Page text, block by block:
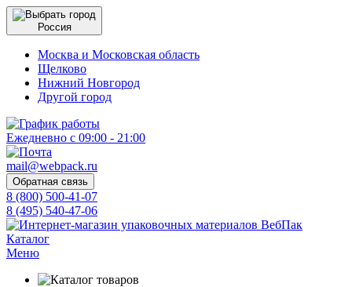
Россия
Москва и Московская область
Щелково
Нижний Новгород
Другой город
Ежедневно с 09:00 - 21:00
mail@webpack.ru
Обратная связь
8 (800) 500-41-07
8 (495) 540-47-06
Каталог
Меню